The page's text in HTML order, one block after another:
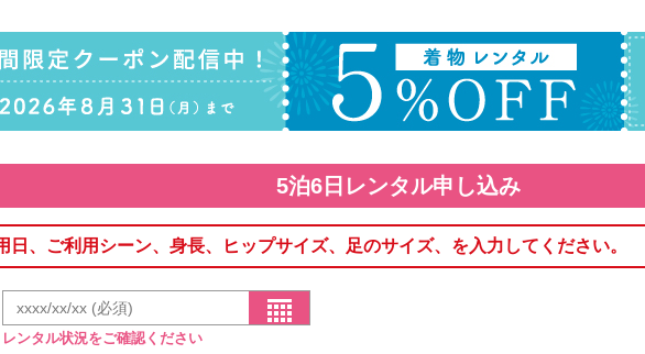
5泊6日レンタル申し込み
日、ご利用シーン、身長、ヒップサイズ、足のサイズ、を入力してください。
レンタル状況をご確認ください